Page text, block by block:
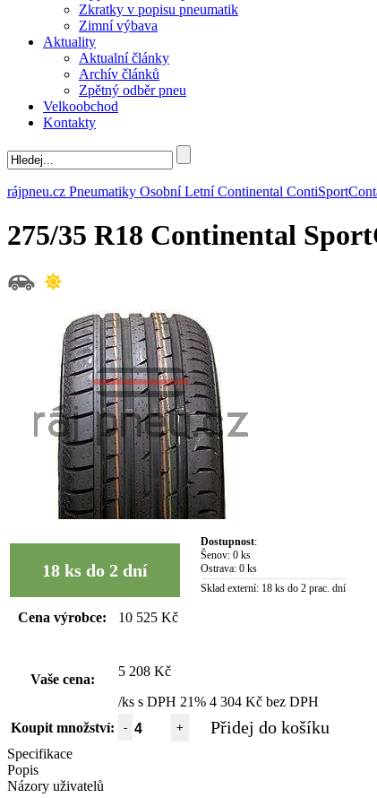
Zkratky v popisu pneumatik
Zimní výbava
Aktuality
Aktualní články
Archív článků
Zpětný odběr pneu
Velkoobchod
Kontakty
rájpneu.cz Pneumatiky Osobní Letní Continental
275/35 R18 Continental
18 ks do 2 dní
Dostupnost:
Šenov: 0 ks
Ostrava: 0 ks
Sklad externí: 18 ks do 2 prac. dní
Cena výrobce: 10 525 Kč
Vaše cena:
5 208 Kč
/ks s DPH 21% 4 304 Kč bez DPH
Koupit množství:
- + Přidej do košíku
Specifikace
Popis
Názory uživatelů